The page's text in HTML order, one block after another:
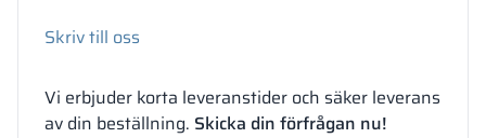
Skriv till oss
Vi erbjuder korta leveranstider och säker leverans
av din beställning. Skicka din förfrågan nu!